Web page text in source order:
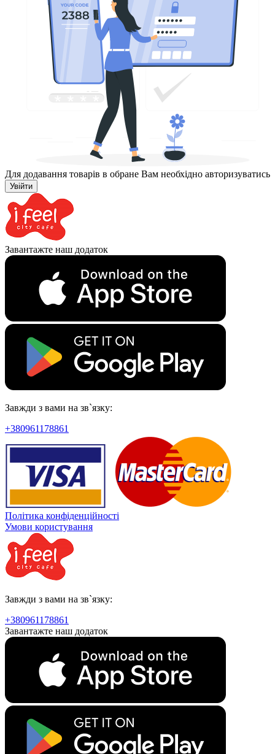
Для додавання товарів в обране Вам необхідно авторизуватись
Увійти
Завантажте наш додаток
Завжди з вами на зв`язку:
+380961178861
Політика конфіденційності
Умови користування
Завжди з вами на зв`язку:
+380961178861
Завантажте наш додаток